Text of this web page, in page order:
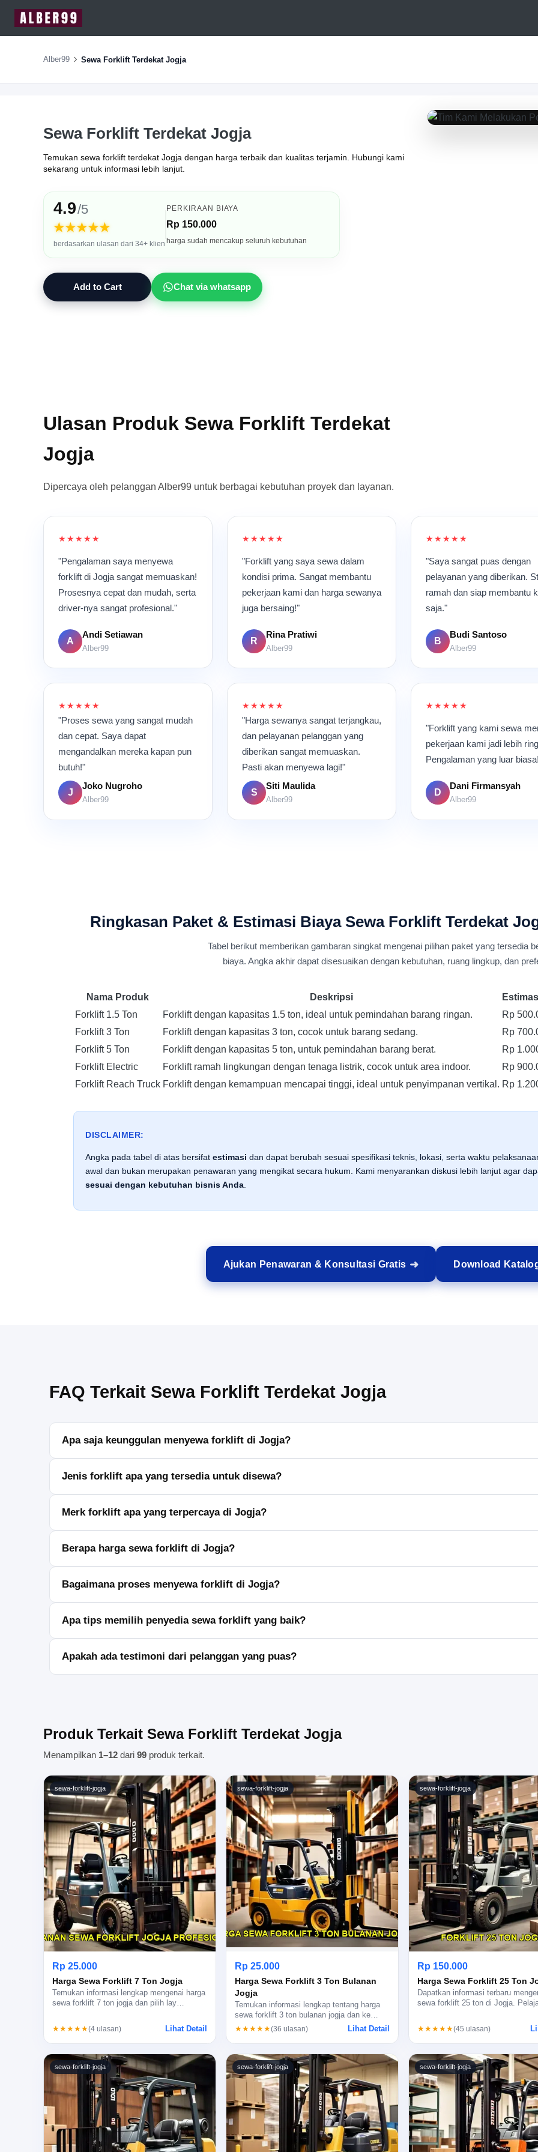
Alber99 Sewa Forklift Terdekat Jogja
Sewa Forklift Terdekat Jogja
Temukan sewa forklift terdekat Jogja dengan harga terbaik dan kualitas terjamin. Hubungi kami
sekarang untuk informasi lebih lanjut.
4.9/5
★★★★★
berdasarkan ulasan dari 34+ klien
PERKIRAAN BIAYA
Rp 150.000
harga sudah mencakup seluruh kebutuhan
Add to Cart Chat via whatsapp
Ulasan Produk Sewa Forklift Terdekat
Jogja
Dipercaya oleh pelanggan Alber99 untuk berbagai kebutuhan proyek dan layanan.
★★★★★
"Pengalaman saya menyewa
forklift di Jogja sangat memuaskan!
Prosesnya cepat dan mudah, serta
driver-nya sangat profesional."
A
Andi Setiawan
Alber99
★★★★★
"Forklift yang saya sewa dalam
kondisi prima. Sangat membantu
pekerjaan kami dan harga sewanya
juga bersaing!"
R
Rina Pratiwi
Alber99
★★★★★
"Saya sangat puas dengan
pelayanan yang diberikan.
ramah dan siap membantu
saja."
B
Budi Santoso
Alber99
★★★★★
"Proses sewa yang sangat mudah
dan cepat. Saya dapat
mengandalkan mereka kapan pun
butuh!"
J
Joko Nugroho
Alber99
★★★★★
"Harga sewanya sangat terjangkau,
dan pelayanan pelanggan yang
diberikan sangat memuaskan.
Pasti akan menyewa lagi!"
S
Siti Maulida
Alber99
★★★★★
"Forklift yang kami sewa
pekerjaan kami jadi lebih
Pengalaman yang luar
D
Dani Firmansyah
Alber99
Ringkasan Paket & Estimasi Biaya Sewa Forklift Terdekat
Tabel berikut memberikan gambaran singkat mengenai pilihan paket yang tersedia
biaya. Angka akhir dapat disesuaikan dengan kebutuhan, ruang lingkup, dan
Nama Produk Deskripsi
Forklift 1.5 Ton
Forklift dengan kapasitas 1.5 ton, ideal untuk pemindahan barang ringan.
Rp
Forklift 3 Ton
Forklift dengan kapasitas 3 ton, cocok untuk barang sedang.
Rp
Forklift 5 Ton
Forklift dengan kapasitas 5 ton, untuk pemindahan barang berat.
Rp
Forklift Electric
Forklift ramah lingkungan dengan tenaga listrik, cocok untuk area indoor.
Rp
Forklift Reach Truck Forklift dengan kemampuan mencapai tinggi, ideal untuk penyimpanan vertikal. Rp
DISCLAIMER:
Angka pada tabel di atas bersifatestimasi dan dapat berubah sesuai spesifikasi teknis, lokasi, serta waktu
awal dan bukan merupakan penawaran yang mengikat secara hukum. Kami menyarankan diskusi lebih lanjut agar
sesuai dengan kebutuhan bisnis Anda
Ajukan Penawaran & Konsultasi Gratis Download
FAQ Terkait Sewa Forklift Terdekat Jogja
Apa saja keunggulan menyewa forklift di Jogja?
Jenis forklift apa yang tersedia untuk disewa?
Merk forklift apa yang terpercaya di Jogja?
Berapa harga sewa forklift di Jogja?
Bagaimana proses menyewa forklift di Jogja?
Apa tips memilih penyedia sewa forklift yang baik?
Apakah ada testimoni dari pelanggan yang puas?
Produk Terkait Sewa Forklift Terdekat Jogja
Menampilkan 1–12 dari 99 produk terkait.
sewa-forklift-jogja
Rp 25.000
Harga Sewa Forklift 7 Ton Jogja
Temukan informasi lengkap mengenai harga
sewa forklift 7 ton jogja dan pilih lay…
★★★★★(4 ulasan) Lihat Detail
sewa-forklift-jogja
Rp 25.000
Harga Sewa Forklift 3 Ton Bulanan
Jogja
Temukan informasi lengkap tentang harga
sewa forklift 3 ton bulanan jogja dan ke…
★★★★★(36 ulasan) Lihat Detail
sewa-forklift-jogja
Rp 150.000
Harga Sewa Forklift 25 Ton
Dapatkan informasi terbaru
sewa forklift 25 ton di Jogja.
★★★★★(45 ulasan)
sewa-forklift-jogja sewa-forklift-jogja sewa-forklift-jogja